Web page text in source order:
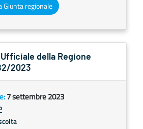
Giunta regionale
della Regione
2023
7 settembre 2023